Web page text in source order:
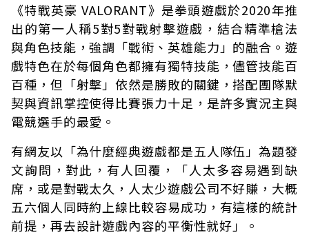
《特戰英豪 VALORANT》是拳頭遊戲於2020年推
出的第一人稱5對5對戰射擊遊戲，結合精準槍法
與角色技能，強調「戰術、英雄能力」的融合。遊
戲特色在於每個角色都擁有獨特技能，儘管技能百
百種，但「射擊」依然是勝敗的關鍵，搭配團隊默
契與資訊掌控使得比賽張力十足，是許多實況主與
電競選手的最愛。
有網友以「為什麼經典遊戲都是五人隊伍」為題發
文詢問，對此，有人回覆，「人太多容易遇到缺
席，或是對戰太久，人太少遊戲公司不好賺，大概
五六個人同時約上線比較容易成功，有這樣的統計
前提，再去設計遊戲內容的平衡性就好」。